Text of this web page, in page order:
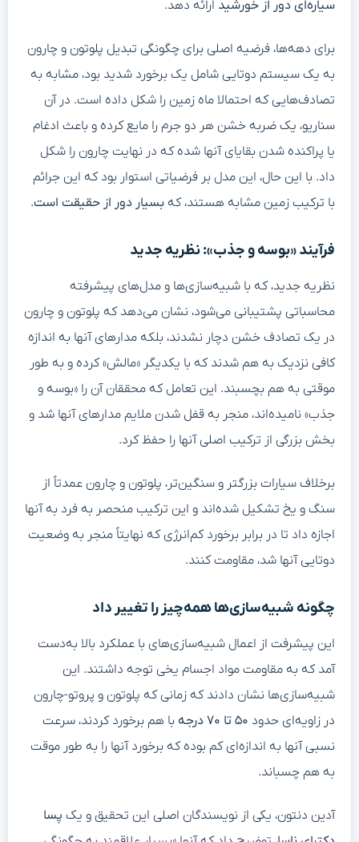
سیاره‌ای دور از خورشید ارائه دهد.
برای دهه‌ها، فرضیه اصلی برای چگونگی تبدیل پلوتون و چارون
به یک سیستم دوتایی شامل یک برخورد شدید بود، مشابه به
تصادف‌هایی که احتمالا ماه زمین را شکل داده است. در آن
سناریو، یک ضربه خشن هر دو جرم را مایع کرده و باعث ادغام
یا پراکنده شدن بقایای آنها شده که در نهایت چارون را شکل
داد. با این حال، این مدل بر فرضیاتی استوار بود که این جرائم
با ترکیب زمین مشابه هستند، که بسیار دور از حقیقت است.
فرآیند «بوسه و جذب»: نظریه جدید
نظریه جدید، که با شبیه‌سازی‌ها و مدل‌های پیشرفته
محاسباتی پشتیبانی می‌شود، نشان می‌دهد که پلوتون و چارون
در یک تصادف خشن دچار نشدند، بلکه مدارهای آنها به اندازه
کافی نزدیک به هم شدند که با یکدیگر «مالش» کرده و به طور
موقتی به هم بچسبند. این تعامل که محققان آن را «بوسه و
جذب» نامیده‌اند، منجر به قفل شدن ملایم مدارهای آنها شد و
بخش بزرگی از ترکیب اصلی آنها را حفظ کرد.
برخلاف سیارات بزرگتر و سنگین‌تر، پلوتون و چارون عمدتاً از
سنگ و یخ تشکیل شده‌اند و این ترکیب منحصر به فرد به آنها
اجازه داد تا در برابر برخورد کم‌انرژی که نهایتاً منجر به وضعیت
دوتایی آنها شد، مقاومت کنند.
چگونه شبیه‌سازی‌ها همه‌چیز را تغییر داد
این پیشرفت از اعمال شبیه‌سازی‌های با عملکرد بالا به‌دست
آمد که به مقاومت مواد اجسام یخی توجه داشتند. این
شبیه‌سازی‌ها نشان دادند که زمانی که پلوتون و پروتو-چارون
در زاویه‌ای حدود ۵۰ تا ۷۰ درجه
با هم برخورد کردند، سرعت
نسبی آنها به اندازه‌ای کم بوده که برخورد آنها را به طور موقت
به هم چسباند.
آدین دنتون، یکی از نویسندگان اصلی این تحقیق و یک پسا